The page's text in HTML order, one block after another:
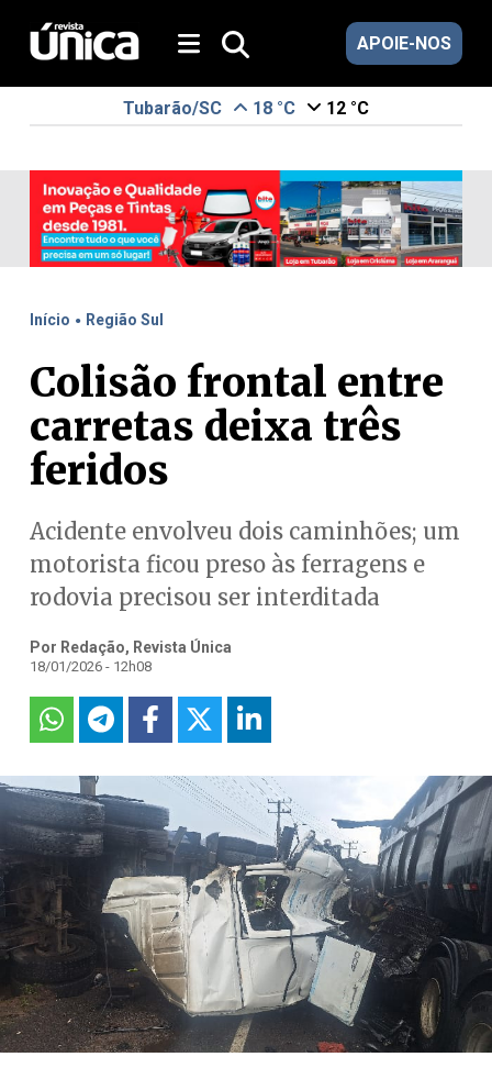
APOIE-NOS
Tubarão/SC 18 °C 12 °C
Início . Região Sul
Colisão frontal entre
carretas deixa três
feridos
Acidente envolveu dois caminhões; um
motorista ficou preso às ferragens e
rodovia precisou ser interditada
Por Redação, Revista Única
18/01/2026 - 12h08